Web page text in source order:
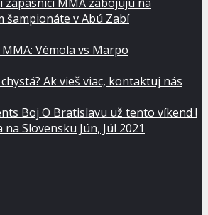
šampionáte v Abú Zabí
Vémola vs Marpo
Ak vieš viac, kontaktuj nás
Boj O Bratislavu už tento víkend !
na Slovensku Jún, Júl 2021